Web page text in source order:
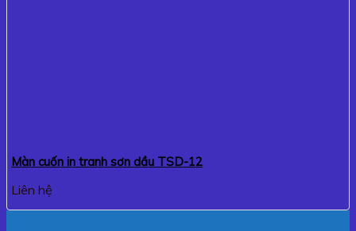
Màn cuốn in tranh sơn dầu TSD-12
Liên hệ